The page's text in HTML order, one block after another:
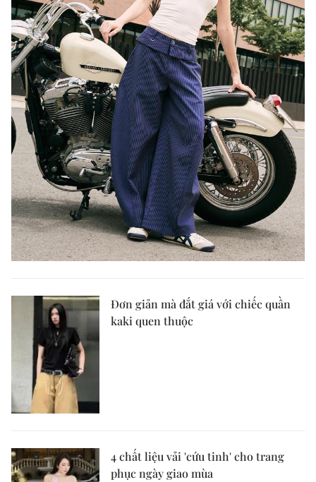
Đơn giản mà đắt giá với chiếc quần
kaki quen thuộc
4 chất liệu vải 'cứu tinh' cho trang
phục ngày giao mùa